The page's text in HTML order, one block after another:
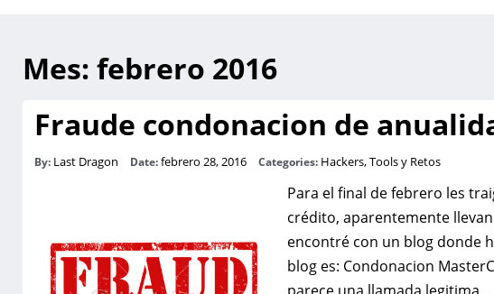
Mes: febrero 2016
Fraude condonacion de
By: Last Dragon Date:febrero 28, 2016 Categories: Hackers, Tools y Retos
Para el final de febrero les
crédito, aparentemente
encontré con un blog donde
blog es: Condonacion